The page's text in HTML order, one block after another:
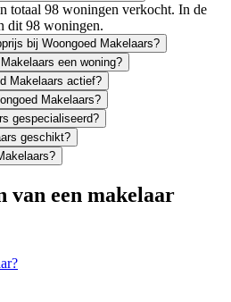
totaal 98 woningen verkocht. In de
dit 98 woningen.
bij Woongoed Makelaars?
een woning?
Makelaars actief?
Makelaars?
gespecialiseerd?
geschikt?
van een makelaar